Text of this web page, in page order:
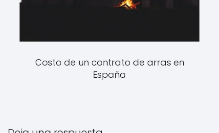
Costo de un contrato de arras en
España